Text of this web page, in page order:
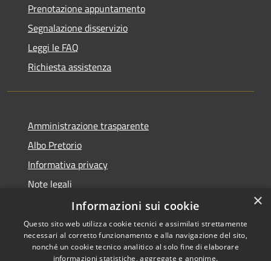
Prenotazione appuntamento
Segnalazione disservizio
Leggi le FAQ
Richiesta assistenza
Amministrazione trasparente
Albo Pretorio
Informativa privacy
Note legali
Dichiarazione di accessibilità
×
Informazioni sui cookie
Questo sito web utilizza cookie tecnici e assimilati strettamente
necessari al corretto funzionamento e alla navigazione del sito,
nonché un cookie tecnico analitico al solo fine di elaborare
informazioni statistiche, aggregate e anonime.